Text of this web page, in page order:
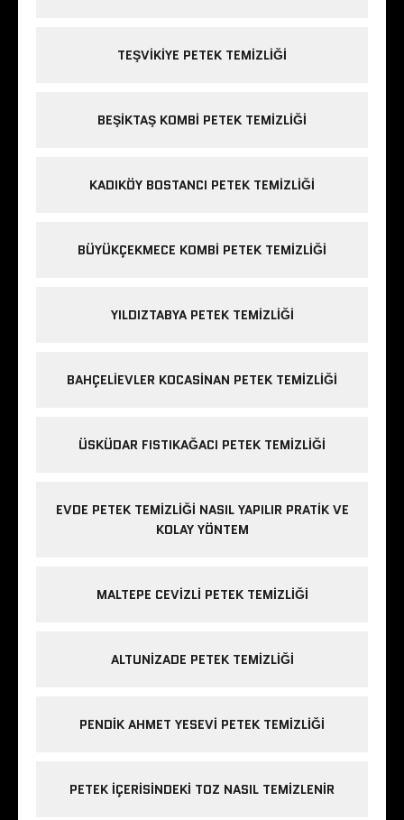
TEŞVIKIYE PETEK TEMIZLIĞI
BEŞIKTAŞ KOMBI PETEK TEMIZLIĞI
KADIKÖY BOSTANCI PETEK TEMIZLIĞI
BÜYÜKÇEKMECE KOMBI PETEK TEMIZLIĞI
YILDIZTABYA PETEK TEMIZLIĞI
BAHÇELIEVLER KOCASINAN PETEK TEMIZLIĞI
ÜSKÜDAR FISTIKAĞACI PETEK TEMIZLIĞI
EVDE PETEK TEMIZLIĞI NASIL YAPILIR PRATIK VE
KOLAY YÖNTEM
MALTEPE CEVIZLI PETEK TEMIZLIĞI
ALTUNIZADE PETEK TEMIZLIĞI
PENDIK AHMET YESEVI PETEK TEMIZLIĞI
PETEK IÇERISINDEKI TOZ NASIL TEMIZLENIR